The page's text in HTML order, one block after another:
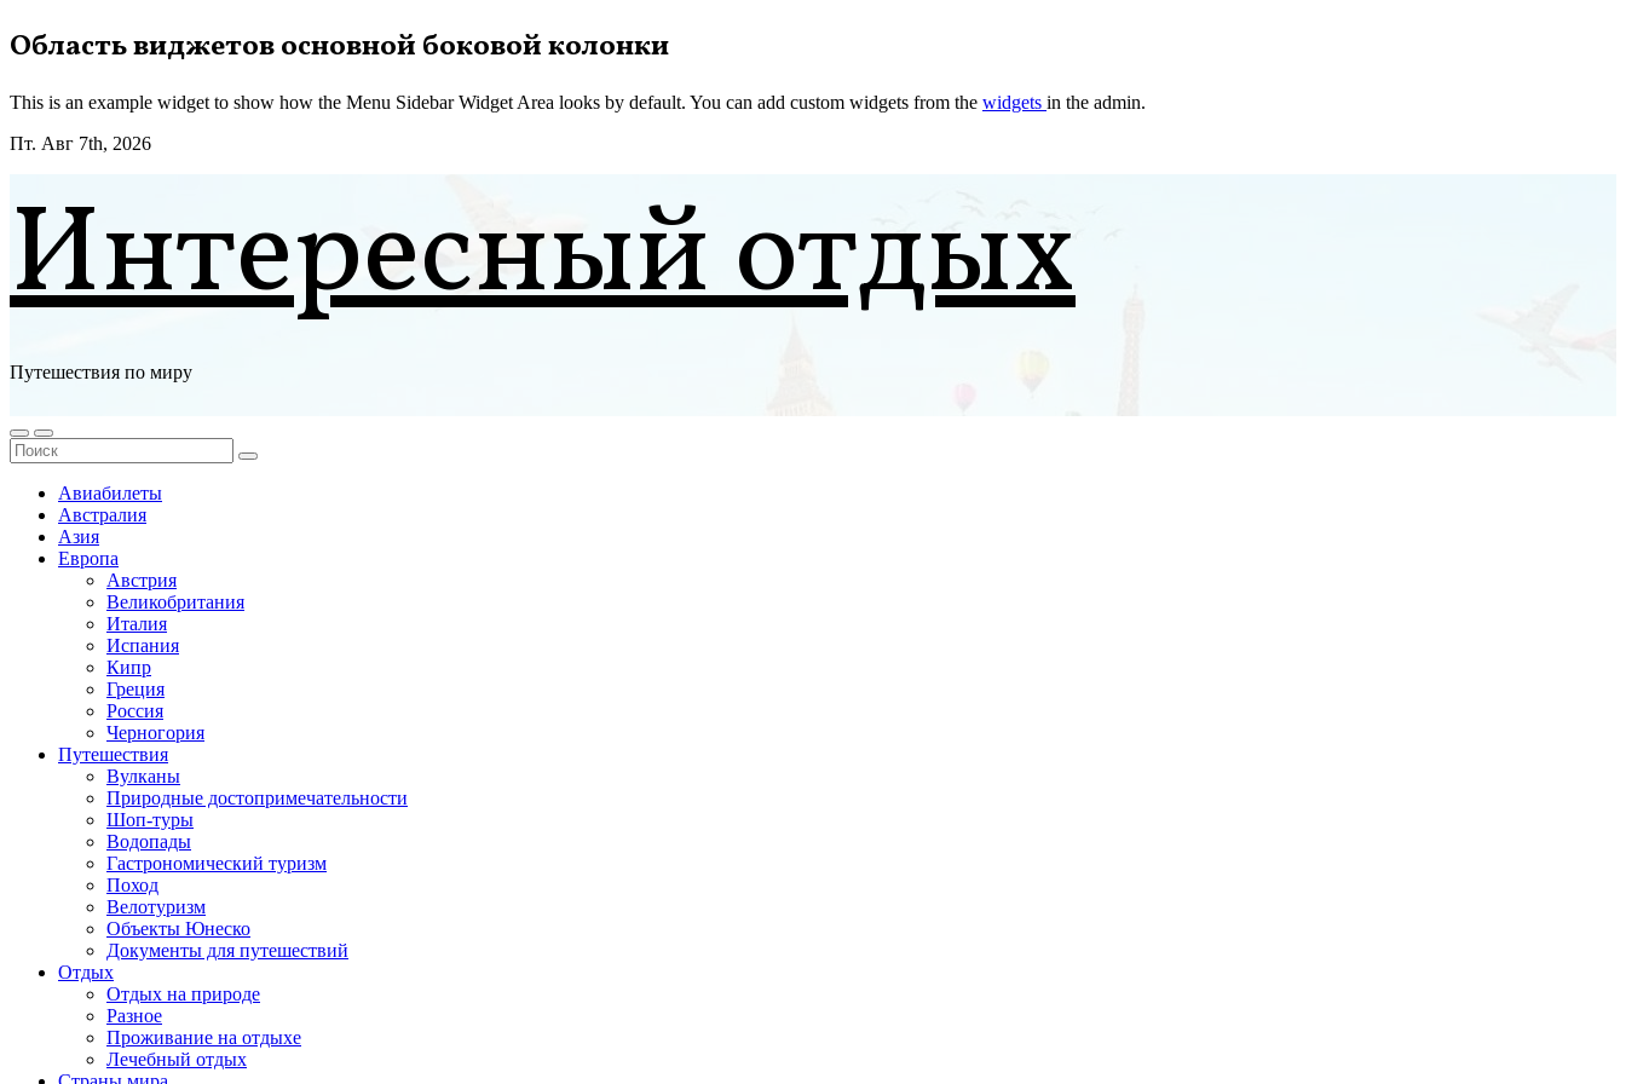
Перейти
к
Область виджетов основной боковой колонки
This is an example widget to show how the Menu Sidebar Widget Area looks by default. You can add custom widgets from the widgets in the admin.
Пт. Авг 7th, 2026
Интересный отдых
Путешествия по миру
Авиабилеты
Австралия
Азия
Европа
Австрия
Великобритания
Италия
Испания
Кипр
Греция
Россия
Черногория
Путешествия
Вулканы
Природные достопримечательности
Шоп-туры
Водопады
Гастрономический туризм
Поход
Велотуризм
Объекты Юнеско
Документы для путешествий
Отдых
Отдых на природе
Разное
Проживание на отдыхе
Лечебный отдых